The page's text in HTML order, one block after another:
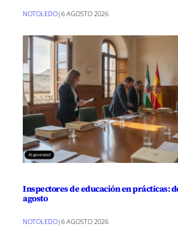
NOTOLEDO|6 AGOSTO 2026
Inspectores de educación en prácticas:
agosto
NOTOLEDO|6 AGOSTO 2026